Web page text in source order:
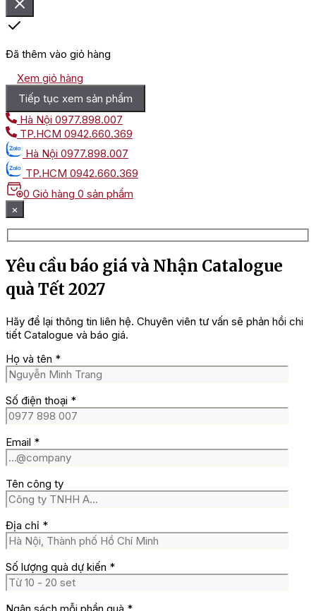
Đã thêm vào giỏ hàng
Xem giỏ hàng
Tiếp tục xem sản phẩm
Hà Nội 0977.898.007
TP.HCM 0942.660.369
Hà Nội 0977.898.007
TP.HCM 0942.660.369
0 Giỏ hàng 0 sản phẩm
×
Yêu cầu báo giá và Nhận Catalogue
quà Tết 2027
Hãy để lại thông tin liên hệ. Chuyên viên tư vấn sẽ phản hồi chi
tiết Catalogue và báo giá.
Họ và tên *
Số điện thoại *
Email *
Tên công ty
Địa chỉ *
Số lượng quà dự kiến *